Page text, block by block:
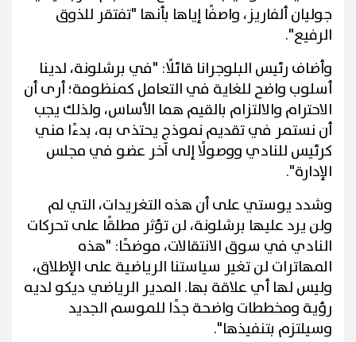
جوليان ألفاريز، واصفًا إياها بأنها "تفتقر للذوق
الرفيع".
وأضاف رئيس البلوجرانا قائلًا: "في برشلونة، لدينا
أسلوب واضح للغاية في التعامل كمنظومة؛ أرى أن
الاحترام والالتزام بالقيم هما الأساس، ولذلك يجب
أن نستمر في تقديم نموذج يحتذى به، بدءًا مني
كرئيس للنادي ووصولًا إلى آخر عضو في مجلس
الإدارة".
وشدد يوستي على أن هذه التغريدات، التي لم
ولن يرد عليها برشلونة، لن تؤثر مطلقًا على تحركات
النادي في سوق الانتقالات، موضحًا: "هذه
المهاترات لن تغير سياستنا الرياضية على الإطلاق،
وليس لها أي علاقة بها. المدير الرياضي ديكو لديه
رؤية ومخططات واضحة جدًا للموسم الجديد
وسيلتزم بتنفيذها".